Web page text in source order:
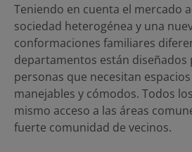
Teniendo en cuenta el mercado
sociedad heterogénea y una
conformaciones familiares
departamentos están diseñados
personas que necesitan
manejables y cómodos. Todos
mismo acceso a las áreas
fuerte comunidad de vecinos.